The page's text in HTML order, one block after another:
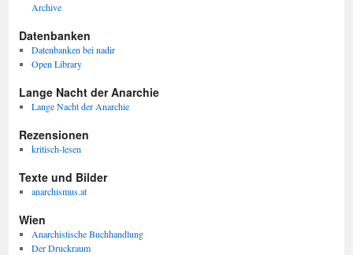
Archive
Datenbanken
Datenbanken bei nadir
Open Library
Lange Nacht der Anarchie
Lange Nacht der Anarchie
Rezensionen
kritisch-lesen
Texte und Bilder
anarchismus.at
Wien
Anarchistische Buchhandlung
Der Druckraum